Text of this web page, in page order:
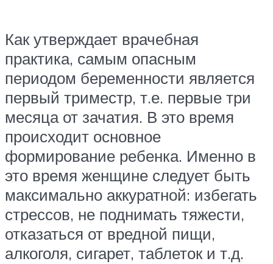
Как утверждает врачебная
практика, самым опасным
периодом беременности является
первый триместр, т.е. первые три
месяца от зачатия. В это время
происходит основное
формирование ребенка. Именно в
это время женщине следует быть
максимально аккуратной: избегать
стрессов, не поднимать тяжести,
отказаться от вредной пищи,
алкоголя, сигарет, таблеток и т.д.